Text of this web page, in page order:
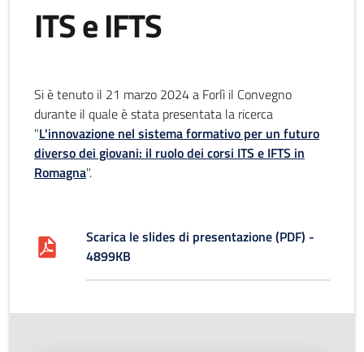
ITS e IFTS
Si è tenuto il 21 marzo 2024 a Forlì il Convegno
durante il quale è stata presentata la ricerca
"L'innovazione nel sistema formativo per un futuro
diverso dei giovani: il ruolo dei corsi ITS e IFTS in
Romagna".
Scarica le slides di presentazione (PDF) -
4899KB